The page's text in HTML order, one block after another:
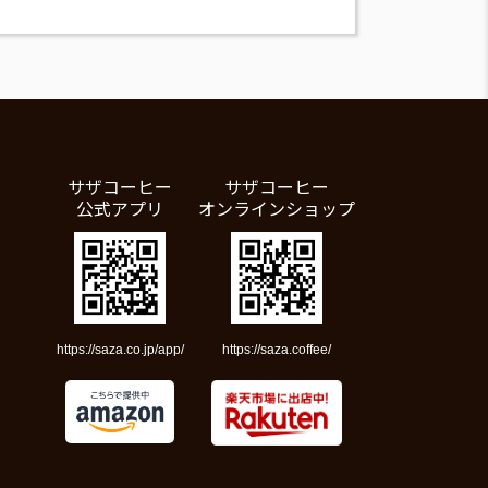
サザコーヒー
公式アプリ
https://saza.co.jp/app/
サザコーヒー
オンラインショップ
https://saza.coffee/